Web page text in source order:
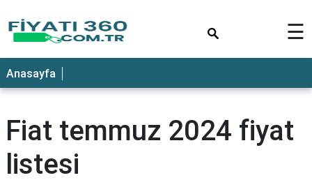
☰
Anasayfa
Fiat temmuz 2024 fiyat
listesi